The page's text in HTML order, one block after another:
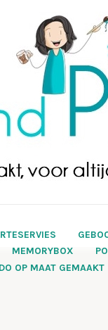
MEMORYBOX
OP MAAT GEMAAKT